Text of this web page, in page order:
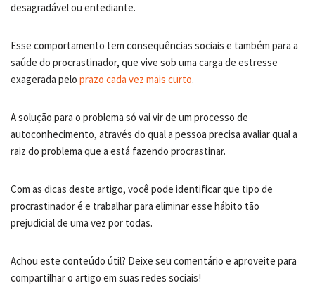
desagradável ou entediante.
Esse comportamento tem consequências sociais e também para a
saúde do procrastinador, que vive sob uma carga de estresse
exagerada pelo prazo cada vez mais curto.
A solução para o problema só vai vir de um processo de
autoconhecimento, através do qual a pessoa precisa avaliar qual a
raiz do problema que a está fazendo procrastinar.
Com as dicas deste artigo, você pode identificar que tipo de
procrastinador é e trabalhar para eliminar esse hábito tão
prejudicial de uma vez por todas.
Achou este conteúdo útil? Deixe seu comentário e aproveite para
compartilhar o artigo em suas redes sociais!